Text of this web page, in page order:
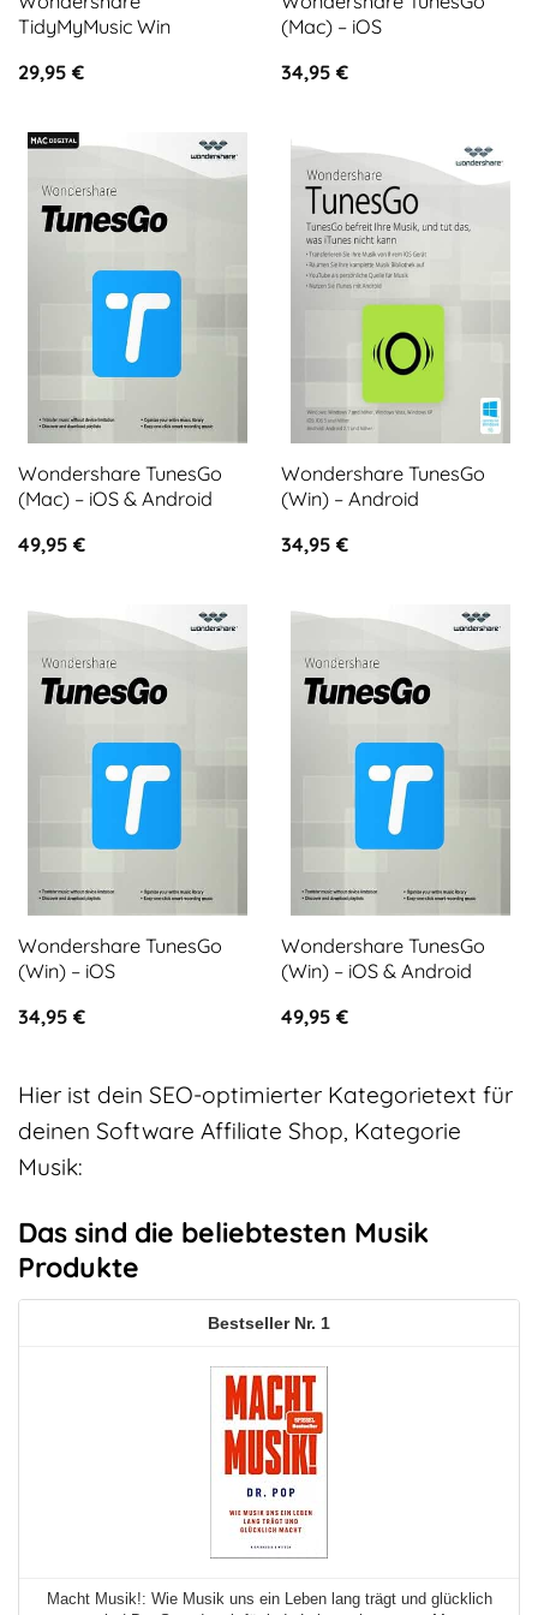
TidyMyMusic Win
29,95 €
(Mac) – iOS
34,95 €
Wondershare TunesGo
(Mac) – iOS & Android
49,95 €
Wondershare TunesGo
(Win) – Android
34,95 €
Wondershare TunesGo
(Win) – iOS
34,95 €
Wondershare TunesGo
(Win) – iOS & Android
49,95 €
Hier ist dein SEO-optimierter Kategorietext für
deinen Software Affiliate Shop, Kategorie
Musik:
Das sind die beliebtesten Musik
Produkte
1
Macht Musik!: Wie Musik uns ein Leben lang trägt und glücklich